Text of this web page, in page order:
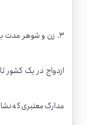
٣. زن و شوهر مدت